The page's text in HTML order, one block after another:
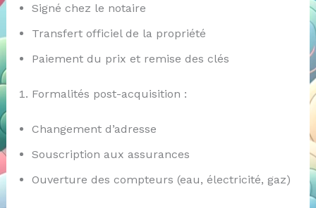
Signé chez le notaire
Transfert officiel de la propriété
Paiement du prix et remise des clés
Formalités post-acquisition :
Changement d’adresse
Souscription aux assurances
Ouverture des compteurs (eau, électricité, gaz)